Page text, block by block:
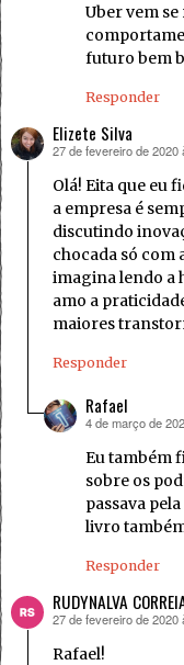
Uber vem
futuro bem
Responder
Elizete Silva
disse:
27 de fevereiro de 2020
Olá! Eita que eu
a empresa é
discutindo
chocada só com
imagina lendo a
amo a
maiores
Responder
Rafael
disse:
4 de março de
Eu também
sobre os
passava
livro
Responder
RUDYNALVA
disse:
27 de fevereiro de 2020
Rafael!